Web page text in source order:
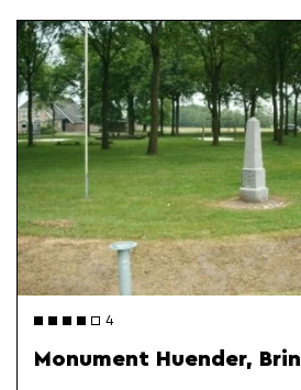
4
Monument Huender,